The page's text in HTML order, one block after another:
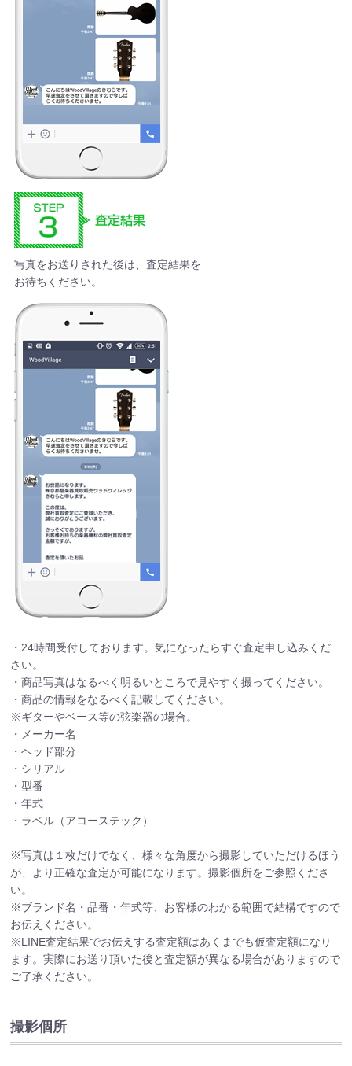
写真をお送りされた後は、査定結果を
お待ちください。
・24時間受付しております。気になったらすぐ査定申し込みくだ
さい。
・商品写真はなるべく明るいところで見やすく撮ってください。
・商品の情報をなるべく記載してください。
※ギターやベース等の弦楽器の場合。
・メーカー名
・ヘッド部分
・シリアル
・型番
・年式
・ラベル（アコーステック）
※写真は１枚だけでなく、様々な角度から撮影していただけるほう
が、より正確な査定が可能になります。撮影個所をご参照くださ
い。
※ブランド名・品番・年式等、お客様のわかる範囲で結構ですので
お伝えください。
※LINE査定結果でお伝えする査定額はあくまでも仮査定額になり
ます。実際にお送り頂いた後と査定額が異なる場合がありますので
ご了承ください。
撮影個所